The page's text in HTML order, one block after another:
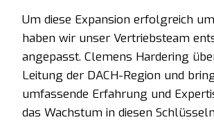
Um diese Expansion erfolgreich
haben wir unser Vertriebsteam
angepasst. Clemens Hardering
Leitung der DACH-Region und
umfassende Erfahrung und
das Wachstum in diesen